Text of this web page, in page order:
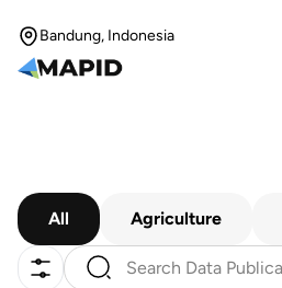
Bandung, Indonesia
All Agriculture